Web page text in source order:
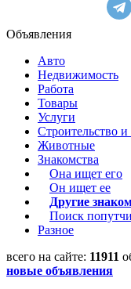
Объявления
Авто
Недвижимость
Работа
Товары
Услуги
Строительство
Животные
Знакомства
Она ищет его
Он ищет ее
Другие
Поиск
Разное
всего на сайте: 11911
новые объявления